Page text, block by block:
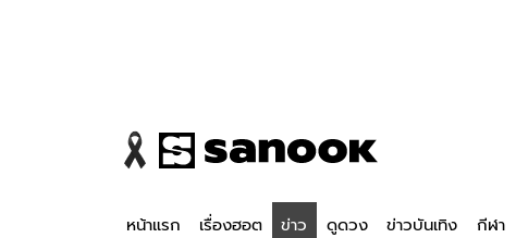
หน้าแรก เรื่องฮอต ข่าว ดูดวง ข่าวบันเทิง กีฬา